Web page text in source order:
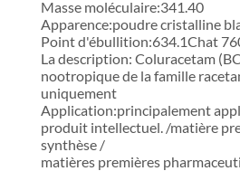
Masse moléculaire:341.40
Apparence:poudre cristalline
Point d'ébullition:634.1Chat
La description: Coluracetam
nootropique de la famille
uniquement
Application:principalement
produit intellectuel. /matière
synthèse /
matières premières